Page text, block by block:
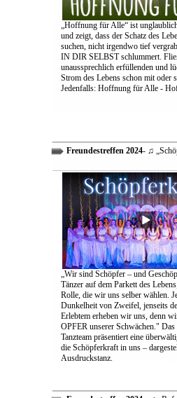
„Hoffnung für Alle“ ist
und zeigt, dass der Schatz des
suchen, nicht irgendwo tief
IN DIR SELBST schlummert.
unaussprechlich erfüllenden und
Strom des Lebens schon mit oder
Jedenfalls: Hoffnung für Alle -
Freundestreffen 2024- ♫
„Wir sind Schöpfer – und
Tänzer auf dem Parkett des
Rolle, die wir uns selber wählen.
Dunkelheit von Zweifel, jenseits
Erlebtem erheben wir uns, denn
OPFER unserer Schwächen." Das
Tanzteam präsentiert eine
die Schöpferkraft in uns –
Ausdruckstanz.